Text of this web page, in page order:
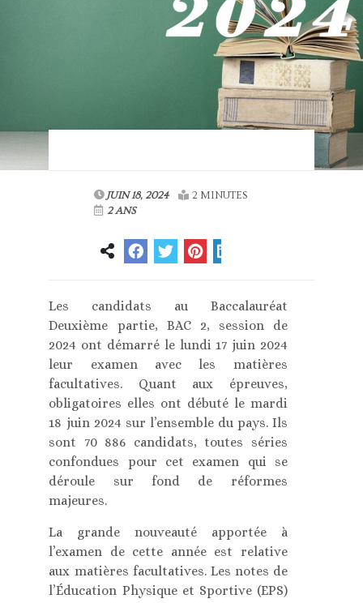
JUIN 18, 2024
2 MINUTES
2 ANS
Les candidats au Baccalauréat
Deuxième partie, BAC 2, session de
2024 ont démarré le lundi 17 juin 2024
leur examen avec les matières
facultatives. Quant aux épreuves,
obligatoires elles ont débuté le mardi
18 juin 2024 sur l’ensemble du pays. Ils
sont 70 886 candidats, toutes séries
confondues pour cet examen qui se
déroule sur fond de réformes
majeures.
La grande nouveauté apportée à
l’examen de cette année est relative
aux matières facultatives. Les notes de
l’Éducation Physique et Sportive (EPS)